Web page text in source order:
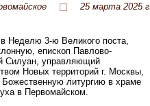
25 марта 2025 г.
Неделю 3-ю Великого поста,
епископ Павлово-
Силуан, управляющий
Новых территорий г. Москвы,
литургию в храме
в Первомайском.